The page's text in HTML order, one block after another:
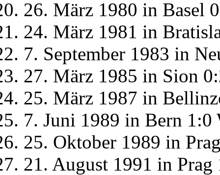
26. März 1980 in Basel
24. März 1981 in
7. September 1983 in
27. März 1985 in Sion
25. März 1987 in
7. Juni 1989 in Bern
25. Oktober 1989 in
21. August 1991 in Prag